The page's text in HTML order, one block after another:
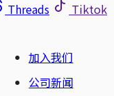
Threads
Tiktok
加入我们
公司新闻